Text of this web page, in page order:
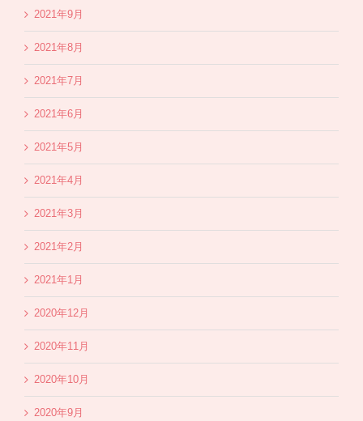
2021年9月
2021年8月
2021年7月
2021年6月
2021年5月
2021年4月
2021年3月
2021年2月
2021年1月
2020年12月
2020年11月
2020年10月
2020年9月